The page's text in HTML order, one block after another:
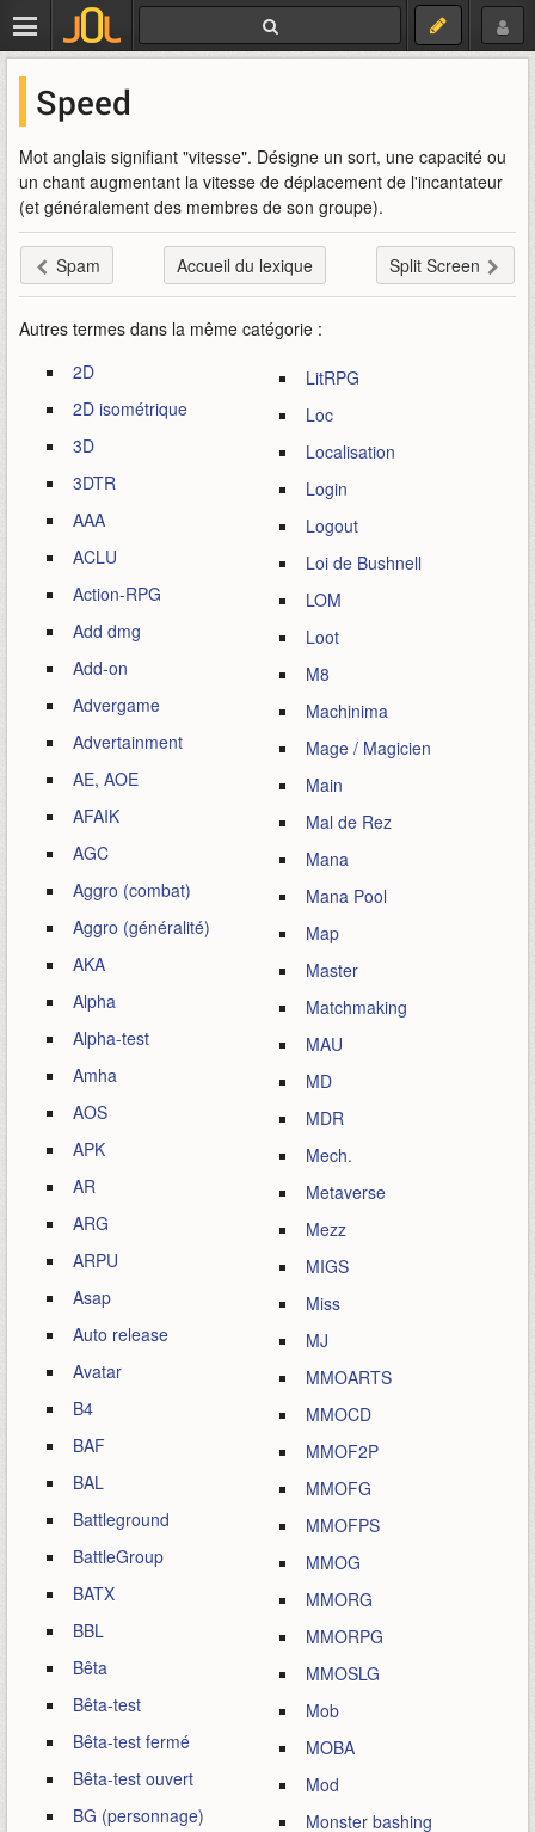
Speed
Mot anglais signifiant "vitesse". Désigne un sort, une capacité ou
un chant augmentant la vitesse de déplacement de l'incantateur
(et généralement des membres de son groupe).
Spam Accueil du lexique Split Screen
Autres termes dans la même catégorie :
2D
2D isométrique
3D
3DTR
AAA
ACLU
Action-RPG
Add dmg
Add-on
Advergame
Advertainment
AE, AOE
AFAIK
AGC
Aggro (combat)
Aggro (généralité)
AKA
Alpha
Alpha-test
Amha
AOS
APK
AR
ARG
ARPU
Asap
Auto release
Avatar
B4
BAF
BAL
Battleground
BattleGroup
BATX
BBL
Bêta
Bêta-test
Bêta-test fermé
Bêta-test ouvert
BG (personnage)
LitRPG
Loc
Localisation
Login
Logout
Loi de Bushnell
LOM
Loot
M8
Machinima
Mage / Magicien
Main
Mal de Rez
Mana
Mana Pool
Map
Master
Matchmaking
MAU
MD
MDR
Mech.
Metaverse
Mezz
MIGS
Miss
MJ
MMOARTS
MMOCD
MMOF2P
MMOFG
MMOFPS
MMOG
MMORG
MMORPG
MMOSLG
Mob
MOBA
Mod
Monster bashing